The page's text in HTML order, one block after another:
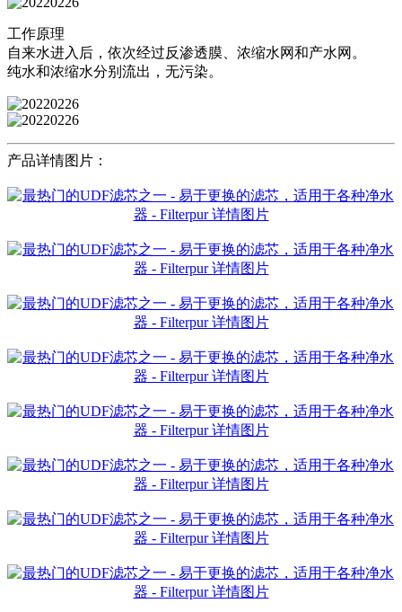
工作原理
自来水进入后，依次经过反渗透膜、浓缩水网和产水网。
纯水和浓缩水分别流出，无污染。
产品详情图片：